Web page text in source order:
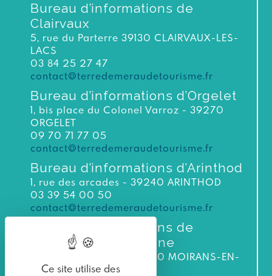
Bureau d’informations de
Clairvaux
5, rue du Parterre 39130 CLAIRVAUX-LES-
LACS
03 84 25 27 47
contact@terredemeraudetourisme.fr
Bureau d’informations d’Orgelet
1, bis place du Colonel Varroz - 39270
ORGELET
09 70 71 77 05
contact@terredemeraudetourisme.fr
Bureau d’informations d’Arinthod
1, rue des arcades - 39240 ARINTHOD
03 39 54 00 50
contact@terredemeraudetourisme.fr
Bureau d’informations de
Moirans-en-Montagne
3 bis rue du Murgin 39260 MOIRANS-EN-
MONTAGNE
Ce site utilise des